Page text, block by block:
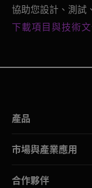
協助您設計、測試
下載項目與技術
產品
市場與產業應用
合作夥伴